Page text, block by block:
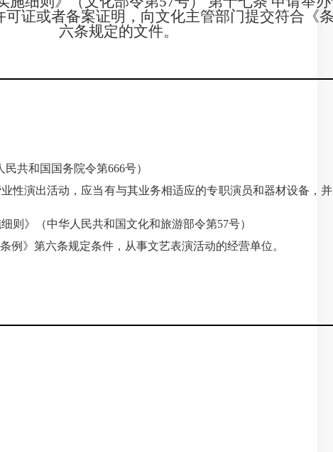
可证或者备案证明，向文化主管部门提交符合《
六条规定的文件。
共和国国务院令第666号）
性演出活动，应当有与其业务相适应的专职演员和器材设备，
则》（中华人民共和国文化和旅游部令第57号）
例》第六条规定条件，从事文艺表演活动的经营单位。